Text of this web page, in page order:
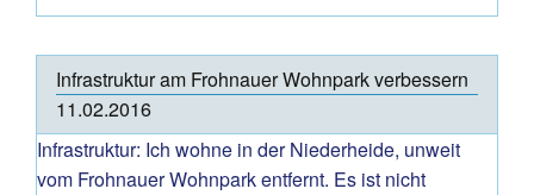
Infrastruktur am Frohnauer Wohnpark verbessern
11.02.2016
Infrastruktur: Ich wohne in der Niederheide, unweit
vom Frohnauer Wohnpark entfernt. Es ist nicht